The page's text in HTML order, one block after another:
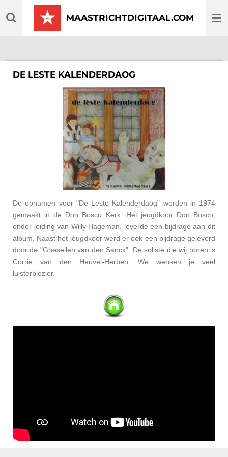
direct
MAASTRICHTDIGITAAL.COM
DE LESTE KALENDERDAOG
De opnamen voor "De Leste Kalenderdaog" werden in 1974
gemaakt in de Don Bosco Kerk. Het jeugdkoor Don Bosco,
onder leiding van Willy Hageman, leverde een bijdrage aan dit
album. Naast het jeugdkoor werd er ook een bijdrage geleverd
door de "Ghesellen van den Sanck". De soliste die wij horen is
Corrie van den Heuvel-Herben. We wensen je veel
luisterplezier.